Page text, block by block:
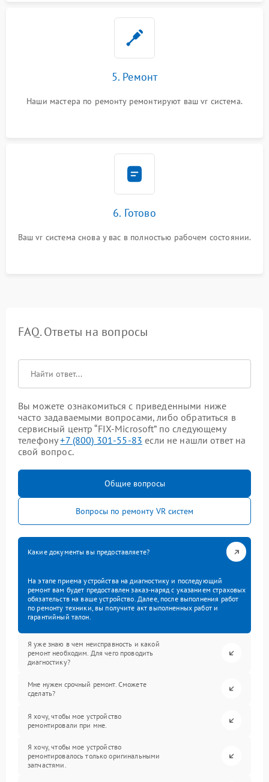
5. Ремонт
Наши мастера по ремонту ремонтируют ваш vr система.
6. Готово
Ваш vr система снова у вас в полностью рабочем состоянии.
FAQ. Ответы на вопросы
Вы можете ознакомиться с приведенными ниже
часто задаваемыми вопросами, либо обратиться в
сервисный центр “FIX-Microsoft” по следующему
телефону+7 (800) 301-55-83 если не нашли ответ на
свой вопрос.
Общие вопросы
Вопросы по ремонту VR систем
Какие документы вы предоставляете?
На этапе приема устройства на диагностику и последующий
ремонт вам будет предоставлен заказ-наряд с указанием страховых
обязательств на ваше устройство. Далее, после выполнения работ
по ремонту техники, вы получите акт выполненных работ и
гарантийный талон.
Я уже знаю в чем неисправность и какой
ремонт необходим. Для чего проводить
диагностику?
Мне нужен срочный ремонт. Сможете
сделать?
Я хочу, чтобы мое устройство
ремонтировали при мне.
Я хочу, чтобы мое устройство
ремонтировалось только оригинальными
запчастями.